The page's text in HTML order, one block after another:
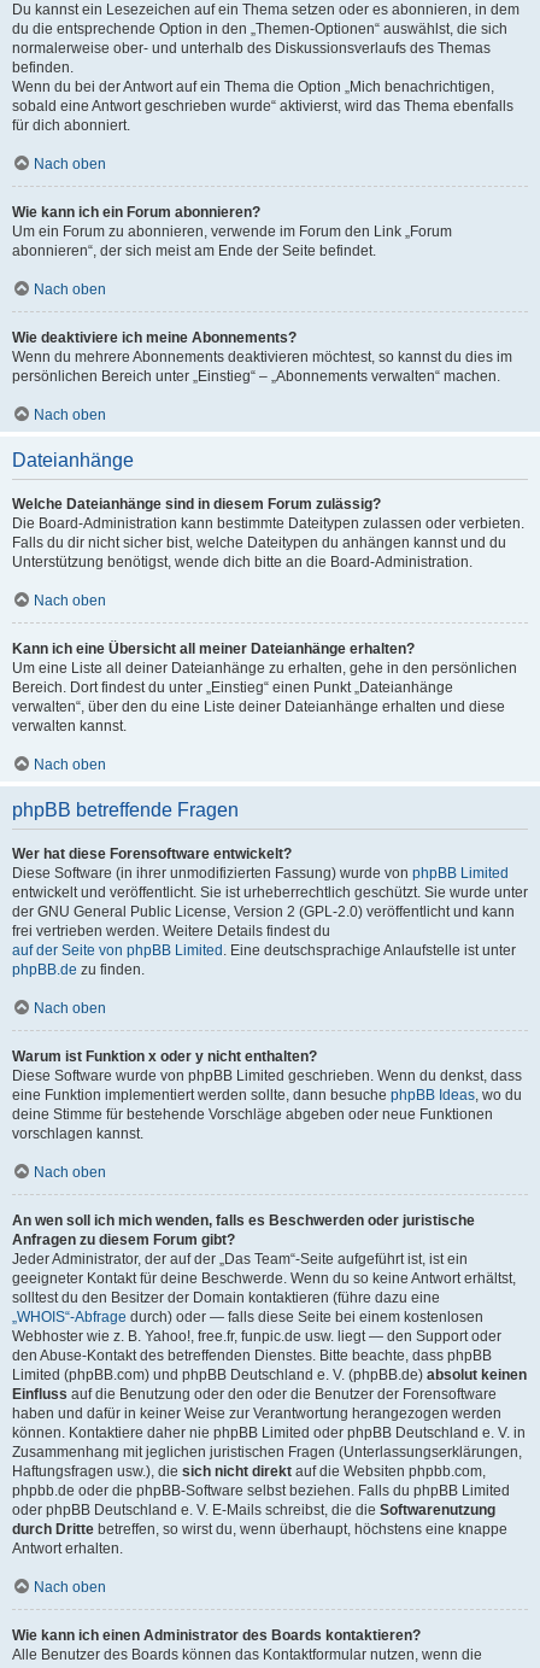
Du kannst ein Lesezeichen auf ein Thema setzen oder es abonnieren, in dem
du die entsprechende Option in den „Themen-Optionen“ auswählst, die sich
normalerweise ober- und unterhalb des Diskussionsverlaufs des Themas
befinden.
Wenn du bei der Antwort auf ein Thema die Option „Mich benachrichtigen,
sobald eine Antwort geschrieben wurde“ aktivierst, wird das Thema ebenfalls
für dich abonniert.
Nach oben
Wie kann ich ein Forum abonnieren?
Um ein Forum zu abonnieren, verwende im Forum den Link „Forum
abonnieren“, der sich meist am Ende der Seite befindet.
Nach oben
Wie deaktiviere ich meine Abonnements?
Wenn du mehrere Abonnements deaktivieren möchtest, so kannst du dies im
persönlichen Bereich unter „Einstieg“ – „Abonnements verwalten“ machen.
Nach oben
Dateianhänge
Welche Dateianhänge sind in diesem Forum zulässig?
Die Board-Administration kann bestimmte Dateitypen zulassen oder verbieten.
Falls du dir nicht sicher bist, welche Dateitypen du anhängen kannst und du
Unterstützung benötigst, wende dich bitte an die Board-Administration.
Nach oben
Kann ich eine Übersicht all meiner Dateianhänge erhalten?
Um eine Liste all deiner Dateianhänge zu erhalten, gehe in den persönlichen
Bereich. Dort findest du unter „Einstieg“ einen Punkt „Dateianhänge
verwalten“, über den du eine Liste deiner Dateianhänge erhalten und diese
verwalten kannst.
Nach oben
phpBB betreffende Fragen
Wer hat diese Forensoftware entwickelt?
Diese Software (in ihrer unmodifizierten Fassung) wurde von phpBB Limited
entwickelt und veröffentlicht. Sie ist urheberrechtlich geschützt. Sie wurde unter
der GNU General Public License, Version 2 (GPL-2.0) veröffentlicht und kann
frei vertrieben werden. Weitere Details findest du
auf der Seite von phpBB Limited . Eine deutschsprachige Anlaufstelle ist unter
phpBB.de zu finden.
Nach oben
Warum ist Funktion x oder y nicht enthalten?
Diese Software wurde von phpBB Limited geschrieben. Wenn du denkst, dass
eine Funktion implementiert werden sollte, dann besuche phpBB Ideas, wo du
deine Stimme für bestehende Vorschläge abgeben oder neue Funktionen
vorschlagen kannst.
Nach oben
An wen soll ich mich wenden, falls es Beschwerden oder juristische
Anfragen zu diesem Forum gibt?
Jeder Administrator, der auf der „Das Team“-Seite aufgeführt ist, ist ein
geeigneter Kontakt für deine Beschwerde. Wenn du so keine Antwort erhältst,
solltest du den Besitzer der Domain kontaktieren (führe dazu eine
„WHOIS“-Abfrage durch) oder — falls diese Seite bei einem kostenlosen
Webhoster wie z. B. Yahoo!, free.fr, funpic.de usw. liegt — den Support oder
den Abuse-Kontakt des betreffenden Dienstes. Bitte beachte, dass phpBB
Limited (phpBB.com) und phpBB Deutschland e. V. (phpBB.de) absolut keinen
Einfluss auf die Benutzung oder den oder die Benutzer der Forensoftware
haben und dafür in keiner Weise zur Verantwortung herangezogen werden
können. Kontaktiere daher nie phpBB Limited oder phpBB Deutschland e. V. in
Zusammenhang mit jeglichen juristischen Fragen (Unterlassungserklärungen,
Haftungsfragen usw.), die sich nicht direkt auf die Websiten phpbb.com,
phpbb.de oder die phpBB-Software selbst beziehen. Falls du phpBB Limited
oder phpBB Deutschland e. V. E-Mails schreibst, die die Softwarenutzung
durch Dritte betreffen, so wirst du, wenn überhaupt, höchstens eine knappe
Antwort erhalten.
Nach oben
Wie kann ich einen Administrator des Boards kontaktieren?
Alle Benutzer des Boards können das Kontaktformular nutzen, wenn die